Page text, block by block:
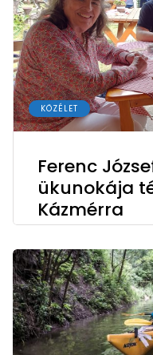
KÖZÉLET
Ferenc
ükunokája
Kázmérra